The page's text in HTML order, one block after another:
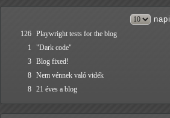
napi
126 Playwright tests for the blog
1
"Dark code"
3 Blog fixed!
8 Nem vénnek való vidék
8 21 éves a blog